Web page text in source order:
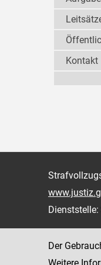
Kontakt
Dienststelle:
Der